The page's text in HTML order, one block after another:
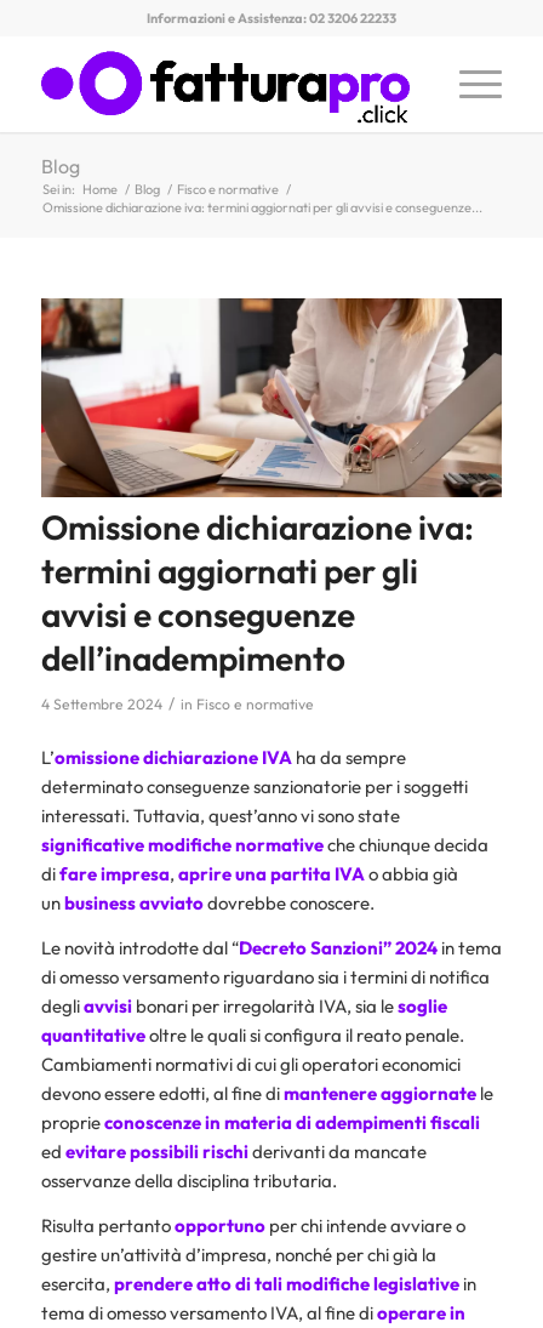
Informazioni e Assistenza: 02 3206 22233
Blog
Sei in: Home / Blog / Fisco e normative /
Omissione dichiarazione iva: termini aggiornati per gli avvisi e conseguenze...
Omissione dichiarazione iva:
termini aggiornati per gli
avvisi e conseguenze
dell’inadempimento
4 Settembre 2024 / in Fisco e normative
L’omissione dichiarazione IVAha da sempre
determinato conseguenze sanzionatorie per i soggetti
interessati. Tuttavia, quest’anno vi sono state
significative modifiche normativeche chiunque decida
difare impresa, aprire una partita IVAo abbia già
unbusiness avviatodovrebbe conoscere.
Le novità introdotte dal “Decreto Sanzioni” 2024in tema
di omesso versamento riguardano sia i termini di notifica
degliavvisi bonari per irregolarità IVA, sia lesoglie
quantitativeoltre le quali si configura il reato penale.
Cambiamenti normativi di cui gli operatori economici
devono essere edotti, al fine dimantenere aggiornatele
proprieconoscenze in materia di adempimenti fiscali
ed evitare possibili rischiderivanti da mancate
osservanze della disciplina tributaria.
Risulta pertantoopportunoper chi intende avviare o
gestire un’attività d’impresa, nonché per chi già la
esercita, prendere atto di tali modifiche legislativein
tema di omesso versamento IVA, al fine dioperare in